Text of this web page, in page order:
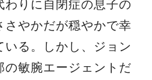
わりに自閉症の息子の
さやかだが穏やかで幸
る。しかし、ジョン
の敏腕エージェントだ